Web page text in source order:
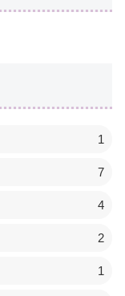
1
7
4
2
1